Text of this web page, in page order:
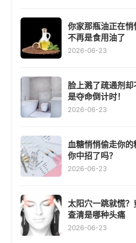
你家那瓶油正在
不再是食用油了
2026-06-23
脸上溅了疏通剂
是夺命倒计时！
2026-06-23
血糖悄悄偷走你
你中招了吗？
2026-06-23
太阳穴一跳就慌
查清是哪种头痛
2026-06-23